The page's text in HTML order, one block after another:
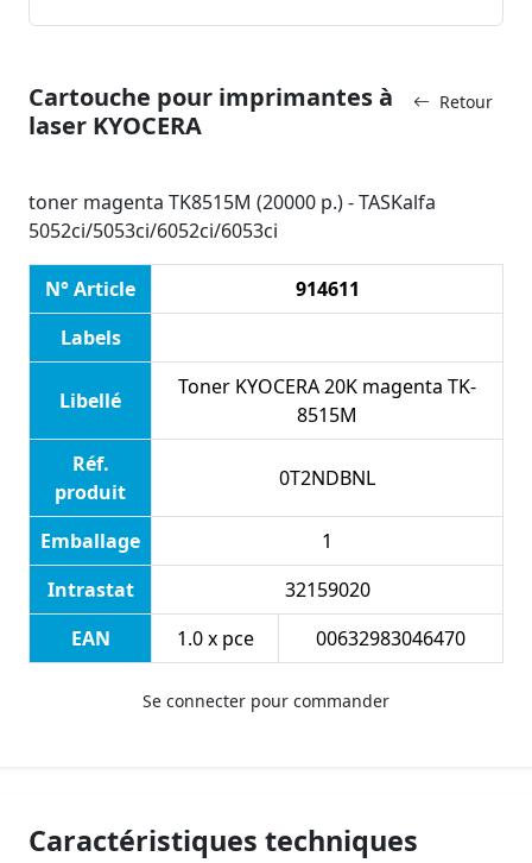
Retour
Cartouche pour imprimantes à
laser KYOCERA
toner magenta TK8515M (20000 p.) - TASKalfa
5052ci/5053ci/6052ci/6053ci
N° Article
914611
Labels
Libellé
Toner KYOCERA 20K magenta TK-
8515M
Réf.
produit
0T2NDBNL
Emballage
1
Intrastat
32159020
EAN
1.0 x pce 00632983046470
Se connecter pour commander
Caractéristiques techniques